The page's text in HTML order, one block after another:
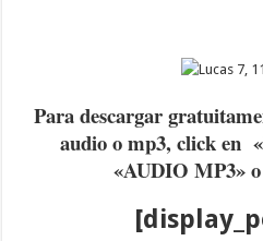
Para descargar
audio o mp3, click en
«AUDIO MP3»